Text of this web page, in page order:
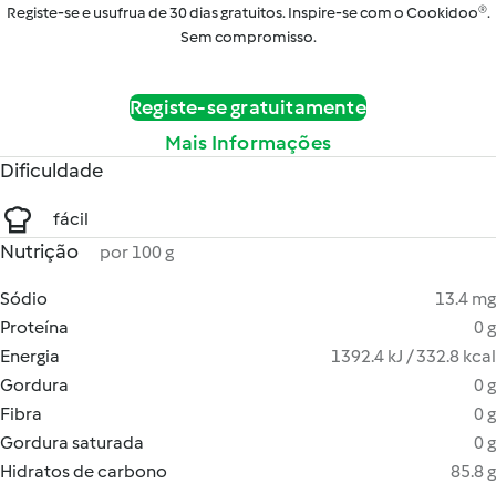
Registe-se e usufrua de 30 dias gratuitos. Inspire-se com o Cookidoo®.
Sem compromisso.
Registe-se gratuitamente
Mais Informações
Dificuldade
fácil
Nutrição por 100 g
Sódio
13.4 mg
Proteína
0 g
Energia
1392.4 kJ / 332.8 kcal
Gordura
0 g
Fibra
0 g
Gordura saturada
0 g
Hidratos de carbono
85.8 g